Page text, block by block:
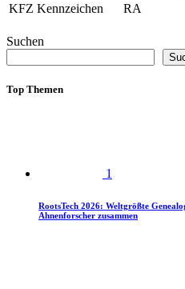
KFZ Kennzeichen
RA
Suchen
Top Themen
1
RootsTech 2026: Weltgrößte
Ahnenforscher zusammen